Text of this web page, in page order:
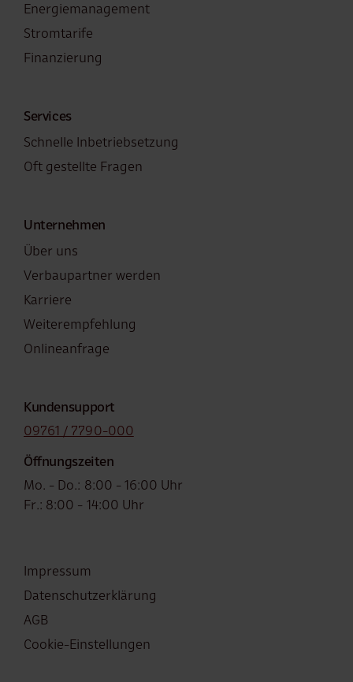
Energiemanagement
Stromtarife
Finanzierung
Services
Schnelle Inbetriebsetzung
Oft gestellte Fragen
Unternehmen
Über uns
Verbaupartner werden
Karriere
Weiterempfehlung
Onlineanfrage
Kundensupport
09761 / 7790-000
Öffnungszeiten
Mo. - Do.: 8:00 - 16:00 Uhr
Fr.: 8:00 - 14:00 Uhr
Fußzeile
Impressum
Datenschutzerklärung
AGB
Cookie-Einstellungen